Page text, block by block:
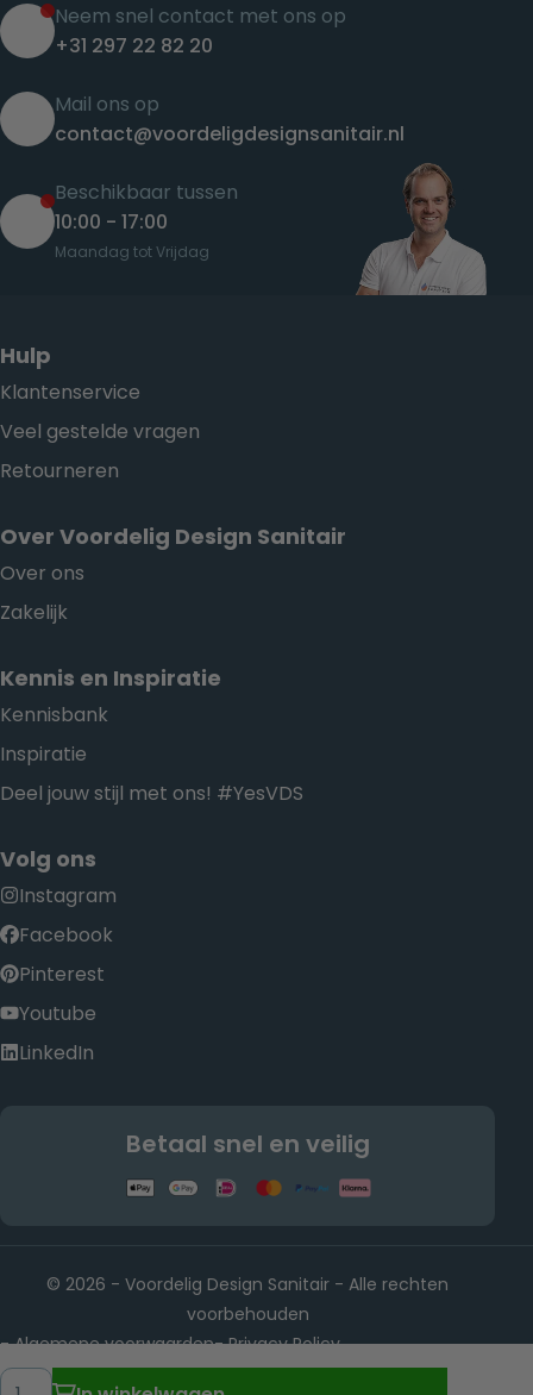
Hoeveelheid
Neem snel contact met ons op
+31 297 22 82 20
Mail ons op
contact@voordeligdesignsanitair.nl
Beschikbaar tussen
10:00 - 17:00
Maandag tot Vrijdag
Hulp
Klantenservice
Veel gestelde vragen
Retourneren
Over Voordelig Design Sanitair
Over ons
Zakelijk
Kennis en Inspiratie
Kennisbank
Inspiratie
Deel jouw stijl met ons! #YesVDS
Volg ons
Instagram
Facebook
Pinterest
Youtube
LinkedIn
Betaal snel en veilig
© 2026 - Voordelig Design Sanitair - Alle rechten
voorbehouden
- Algemene voorwaarden- Privacy Policy
-Rietwijkeroordweg 22, 1432 JE Aalsmeer KvK-nummer: